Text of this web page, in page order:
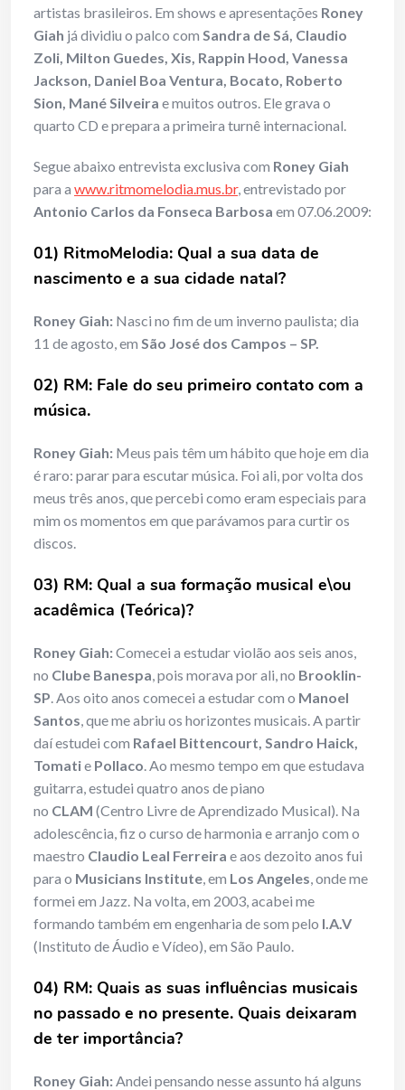
artistas brasileiros. Em shows e apresentações Roney
Giah já dividiu o palco com Sandra de Sá, Claudio
Zoli, Milton Guedes, Xis, Rappin Hood, Vanessa
Jackson, Daniel Boa Ventura, Bocato, Roberto
Sion, Mané Silveira e muitos outros. Ele grava o
quarto CD e prepara a primeira turnê internacional.
Segue abaixo entrevista exclusiva com Roney Giah
para a www.ritmomelodia.mus.br, entrevistado por
Antonio Carlos da Fonseca Barbosa em 07.06.2009:
01) RitmoMelodia: Qual a sua data de
nascimento e a sua cidade natal?
Roney Giah: Nasci no fim de um inverno paulista; dia
11 de agosto, em São José dos Campos – SP.
02) RM: Fale do seu primeiro contato com a
música.
Roney Giah: Meus pais têm um hábito que hoje em dia
é raro: parar para escutar música. Foi ali, por volta dos
meus três anos, que percebi como eram especiais para
mim os momentos em que parávamos para curtir os
discos.
03) RM: Qual a sua formação musical e\ou
acadêmica (Teórica)?
Roney Giah:Comecei a estudar violão aos seis anos,
no Clube Banespa, pois morava por ali, no Brooklin-
SP. Aos oito anos comecei a estudar com o Manoel
Santos, que me abriu os horizontes musicais. A partir
daí estudei com Rafael Bittencourt, Sandro Haick,
Tomatie Pollaco. Ao mesmo tempo em que estudava
guitarra, estudei quatro anos de piano
no CLAM (Centro Livre de Aprendizado Musical). Na
adolescência, fiz o curso de harmonia e arranjo com o
maestro Claudio Leal Ferreira e aos dezoito anos fui
para o Musicians Institute, em Los Angeles, onde me
formei em Jazz. Na volta, em 2003, acabei me
formando também em engenharia de som pelo I.A.V
(Instituto de Áudio e Vídeo), em São Paulo.
04) RM: Quais as suas influências musicais
no passado e no presente. Quais deixaram
de ter importância?
Roney Giah:Andei pensando nesse assunto há alguns